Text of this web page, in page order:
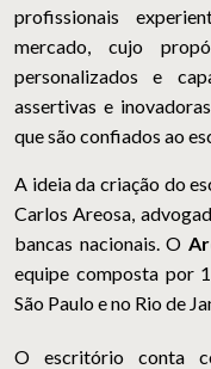
profissionais
mercado, cujo
personalizados e
assertivas e
que são confiados ao
A ideia da criação do
Carlos Areosa,
bancas nacionais. O
equipe composta por
São Paulo e no Rio de
O escritório conta